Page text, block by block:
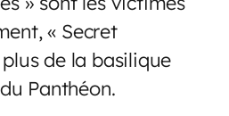
« Secret
de la basilique
Panthéon.